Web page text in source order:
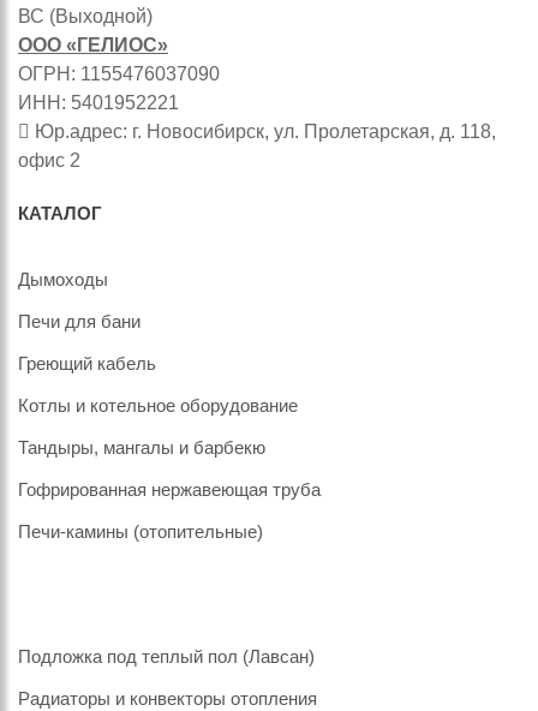
ВС (Выходной)
ООО «ГЕЛИОС»
ОГРН: 1155476037090
ИНН: 5401952221
Юр.адрес: г. Новосибирск, ул. Пролетарская, д. 118,
офис 2
КАТАЛОГ
Дымоходы
Печи для бани
Греющий кабель
Котлы и котельное оборудование
Тандыры, мангалы и барбекю
Гофрированная нержавеющая труба
Печи-камины (отопительные)
Подложка под теплый пол (Лавсан)
Радиаторы и конвекторы отопления